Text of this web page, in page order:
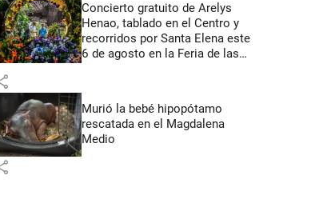
Concierto gratuito de Arelys
Henao, tablado en el Centro y
recorridos por Santa Elena este
6 de agosto en la Feria de las
Murió la bebé hipopótamo
rescatada en el Magdalena
Medio